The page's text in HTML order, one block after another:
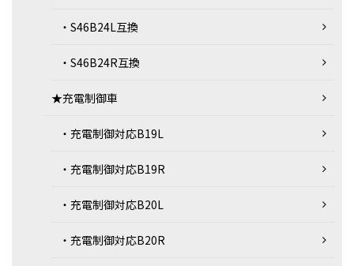
・S46B24L互換
・S46B24R互換
★充電制御車
・充電制御対応B19L
・充電制御対応B19R
・充電制御対応B20L
・充電制御対応B20R